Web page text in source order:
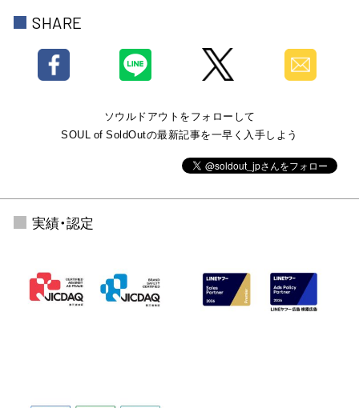
SHARE
ソウルドアウトをフォローして
SOUL of SoldOutの最新記事を一早く入手しよう
実績・認定